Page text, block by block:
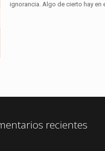
ignorancia. Algo de cierto hay en
recientes